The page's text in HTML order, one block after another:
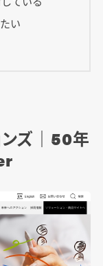
い
ズ｜50年